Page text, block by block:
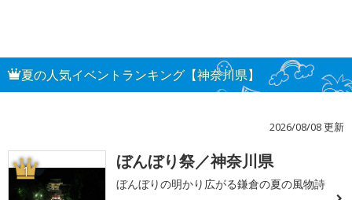
夏の人気イベントランキング【神奈川県】
2026/08/08 更新
1 ぼんぼり祭／神奈川県
ぼんぼりの明かり広がる鎌倉の夏の風物詩